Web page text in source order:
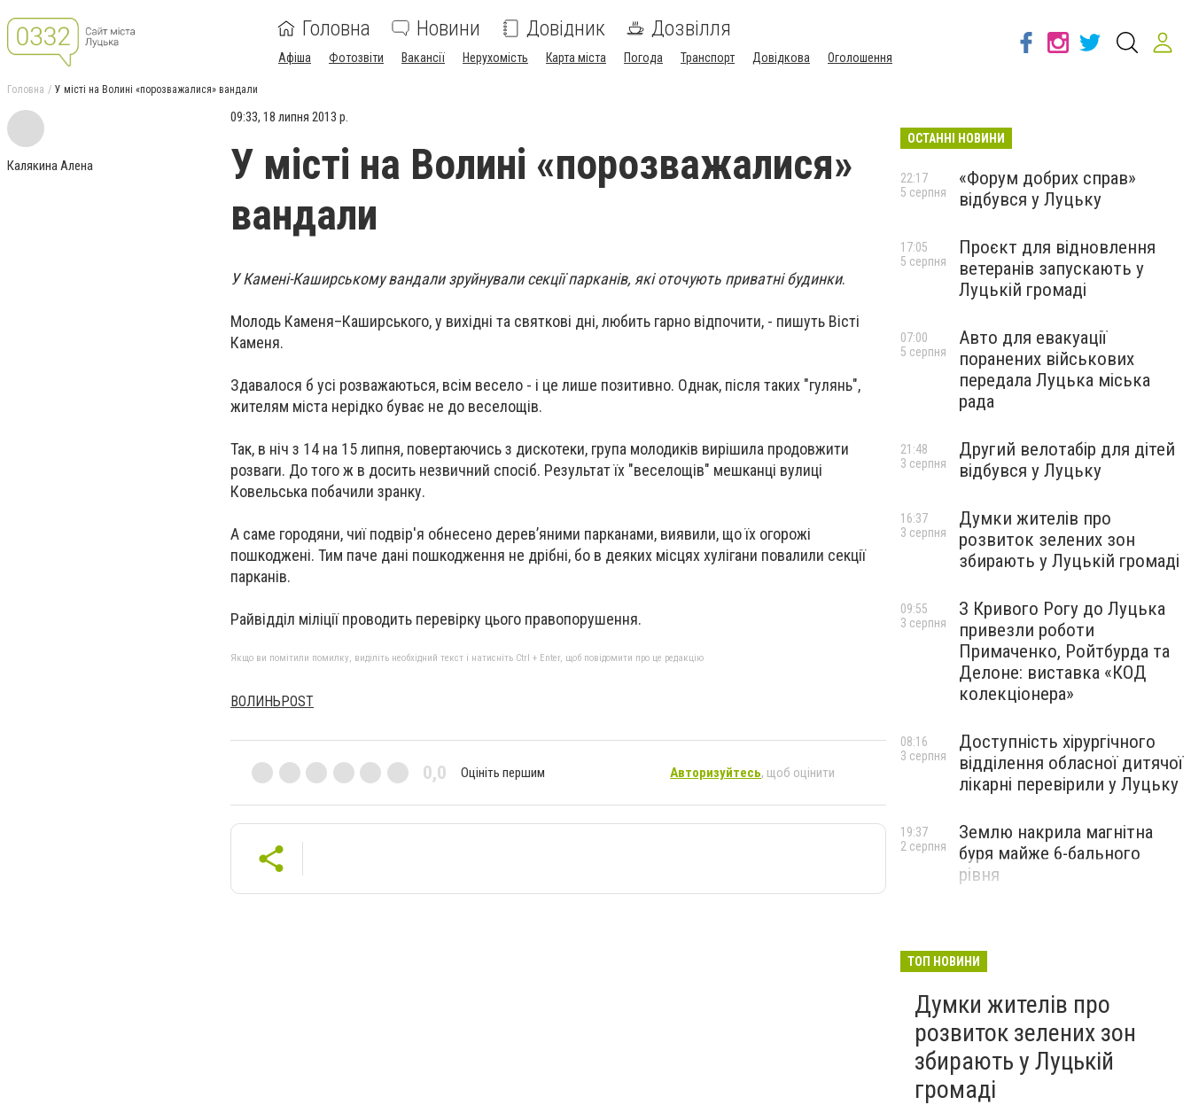
Головна Новини Довідник Дозвілля
Афіша Фотозвіти Вакансії Нерухомість Карта міста Погода Транспорт Довідкова Оголошення
Головна У місті на Волині «порозважалися» вандали
Калякина Алена
09:33, 18 липня 2013 р.
У місті на Волині «порозважалися»
вандали
У Камені-Каширському вандали зруйнували секції парканів, які оточують приватні будинки.
Молодь Каменя–Каширського, у вихідні та святкові дні, любить гарно відпочити, - пишуть Вісті
Каменя.
Здавалося б усі розважаються, всім весело - і це лише позитивно. Однак, після таких "гулянь",
жителям міста нерідко буває не до веселощів.
Так, в ніч з 14 на 15 липня, повертаючись з дискотеки, група молодиків вирішила продовжити
розваги. До того ж в досить незвичний спосіб. Результат їх "веселощів" мешканці вулиці
Ковельська побачили зранку.
А саме городяни, чиї подвір'я обнесено дерев’яними парканами, виявили, що їх огорожі
пошкоджені. Тим паче дані пошкодження не дрібні, бо в деяких місцях хулігани повалили секції
парканів.
Райвідділ міліції проводить перевірку цього правопорушення.
Якщо ви помітили помилку, виділіть необхідний текст і натисніть Ctrl + Enter, щоб повідомити про це редакцію
ВОЛИНЬPOST
0,0 Оцініть першим Авторизуйтесь, щоб оцінити
ОСТАННІ НОВИНИ
«Форум добрих справ»
відбувся у Луцьку
22:17
5 серпня
Проєкт для відновлення
ветеранів запускають у
Луцькій громаді
17:05
5 серпня
Авто для евакуації
поранених військових
передала Луцька міська
рада
07:00
5 серпня
Другий велотабір для дітей
відбувся у Луцьку
21:48
3 серпня
Думки жителів про
розвиток зелених зон
збирають у Луцькій громаді
16:37
3 серпня
З Кривого Рогу до Луцька
привезли роботи
Примаченко, Ройтбурда та
Делоне: виставка «КОД
колекціонера»
09:55
3 серпня
Доступність хірургічного
відділення обласної дитячої
лікарні перевірили у Луцьку
08:16
3 серпня
Землю накрила магнітна
буря майже 6-бального
рівня
19:37
2 серпня
ТОП НОВИНИ
Думки жителів про
розвиток зелених зон
збирають у Луцькій
громаді